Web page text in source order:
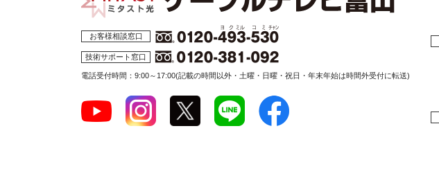
お客様相談窓口
技術サポート窓口
電話受付時間：9:00～17:00(記載の時間以外・土曜・日曜・祝日・年末年始は時間外受付に転送)